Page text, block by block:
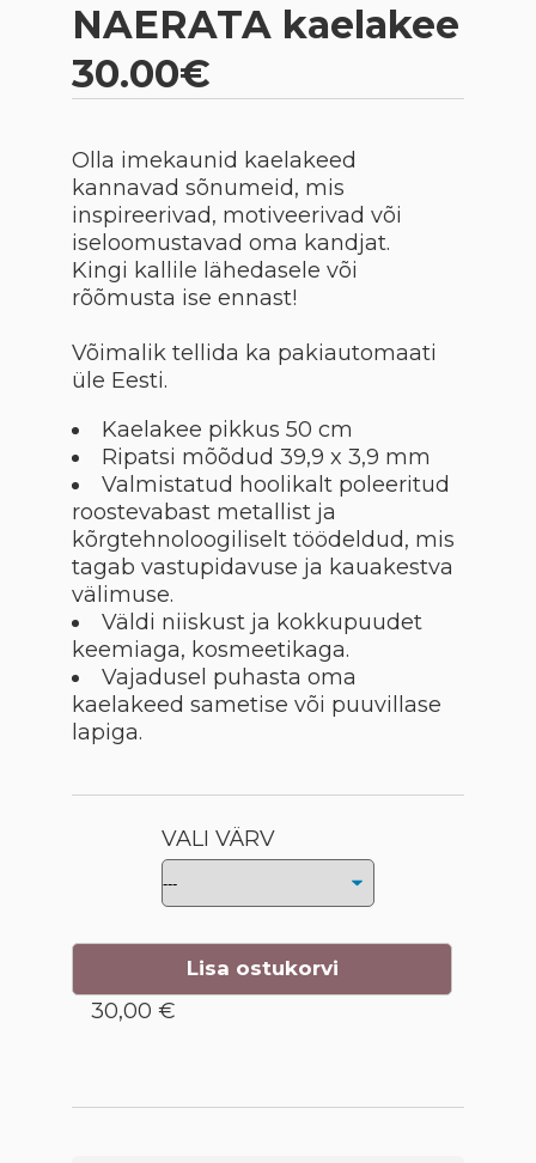
NAERATA kaelakee
30.00€
Olla imekaunid kaelakeed
kannavad sõnumeid, mis
inspireerivad, motiveerivad või
iseloomustavad oma kandjat.
Kingi kallile lähedasele või
rõõmusta ise ennast!
Võimalik tellida ka pakiautomaati
üle Eesti.
Kaelakee pikkus 50 cm
Ripatsi mõõdud 39,9 x 3,9 mm
Valmistatud hoolikalt poleeritud
roostevabast metallist ja
kõrgtehnoloogiliselt töödeldud, mis
tagab vastupidavuse ja kauakestva
välimuse.
Väldi niiskust ja kokkupuudet
keemiaga, kosmeetikaga.
Vajadusel puhasta oma
kaelakeed sametise või puuvillase
lapiga.
VALI VÄRV
Lisa ostukorvi
30,00 €